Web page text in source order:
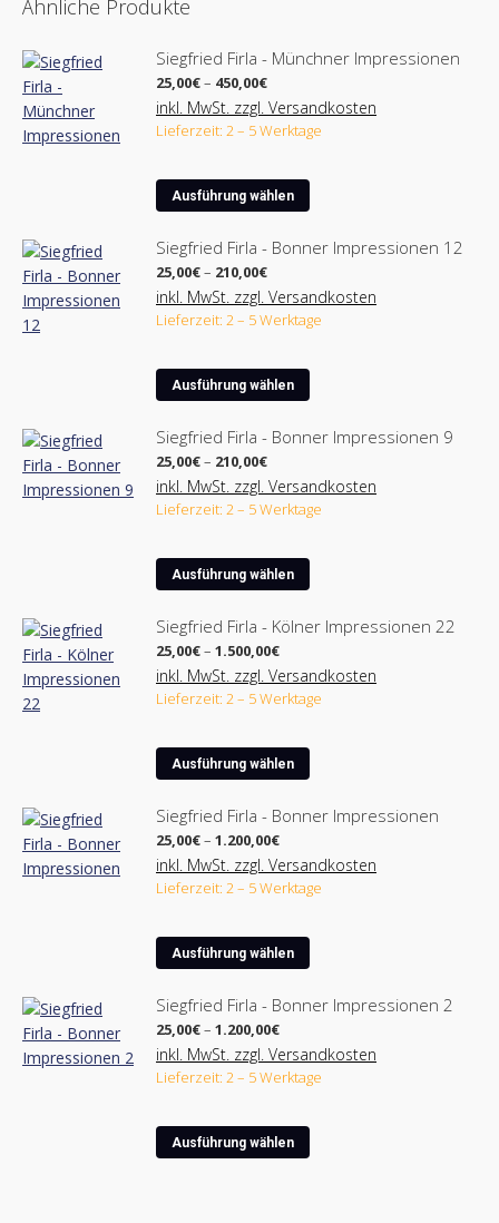
Ähnliche Produkte
Siegfried Firla - Münchner Impressionen
25,00€– 450,00€Preisspanne:
25,00€
bis
450,00€
inkl. MwSt. zzgl. Versandkosten
Lieferzeit: 2 – 5 Werktage
Ausführung wählen
Dieses
Produkt
weist
mehrere
Varianten
auf.
der
gewählt
werden
Siegfried Firla - Bonner Impressionen 12
25,00€– 210,00€Preisspanne:
25,00€
bis
210,00€
inkl. MwSt. zzgl. Versandkosten
Lieferzeit: 2 – 5 Werktage
Ausführung wählen
Dieses
Produkt
weist
mehrere
Varianten
auf.
der
gewählt
werden
Siegfried Firla - Bonner Impressionen 9
25,00€– 210,00€Preisspanne:
25,00€
bis
210,00€
inkl. MwSt. zzgl. Versandkosten
Lieferzeit: 2 – 5 Werktage
Ausführung wählen
Dieses
Produkt
weist
mehrere
Varianten
auf.
der
gewählt
werden
Siegfried Firla - Kölner Impressionen 22
25,00€– 1.500,00€Preisspanne:
25,00€
bis
1.500,00€
inkl. MwSt. zzgl. Versandkosten
Lieferzeit: 2 – 5 Werktage
Ausführung wählen
Dieses
Produkt
weist
mehrere
Varianten
auf.
der
gewählt
werden
Siegfried Firla - Bonner Impressionen
25,00€– 1.200,00€Preisspanne:
25,00€
bis
1.200,00€
inkl. MwSt. zzgl. Versandkosten
Lieferzeit: 2 – 5 Werktage
Ausführung wählen
Dieses
Produkt
weist
mehrere
Varianten
auf.
Siegfried Firla - Bonner Impressionen 2
25,00€– 1.200,00€Preisspanne:
25,00€
bis
1.200,00€
inkl. MwSt. zzgl. Versandkosten
Lieferzeit: 2 – 5 Werktage
Ausführung wählen
Dieses
Produkt